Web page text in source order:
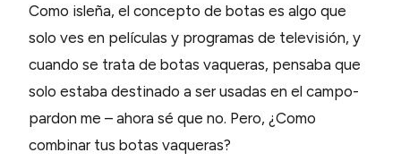
Como isleña, el concepto de botas es algo que
solo ves en películas y programas de televisión, y
cuando se trata de botas vaqueras, pensaba que
solo estaba destinado a ser usadas en el campo-
pardon me – ahora sé que no. Pero, ¿Como
combinar tus botas vaqueras?